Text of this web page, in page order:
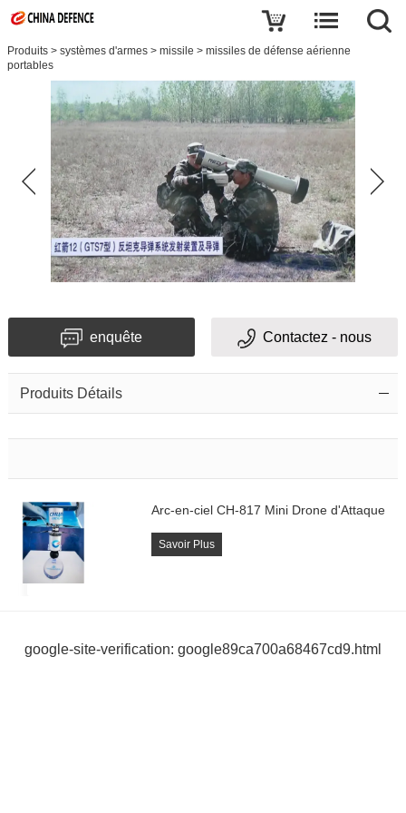
Produits > systèmes d'armes > missile > missiles de défense aérienne
portables
enquête Contactez - nous
Produits Détails
Arc-en-ciel CH-817 Mini Drone d'Attaque
Savoir Plus
google-site-verification: google89ca700a68467cd9.html